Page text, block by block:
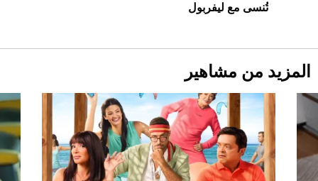
Aston Martin Valiant: على هوى الأبطال
تُنسى مع ليفربول
المزيد من مشاهير